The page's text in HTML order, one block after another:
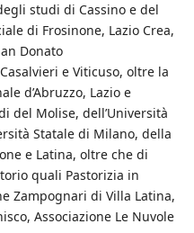
studi di Cassino e del
di Frosinone, Lazio Crea,
Donato
e Viticuso, oltre la
d’Abruzzo, Lazio e
del Molise, dell’Università
Statale di Milano, della
e Latina, oltre che di
quali Pastorizia in
Zampognari di Villa Latina,
Associazione Le Nuvole